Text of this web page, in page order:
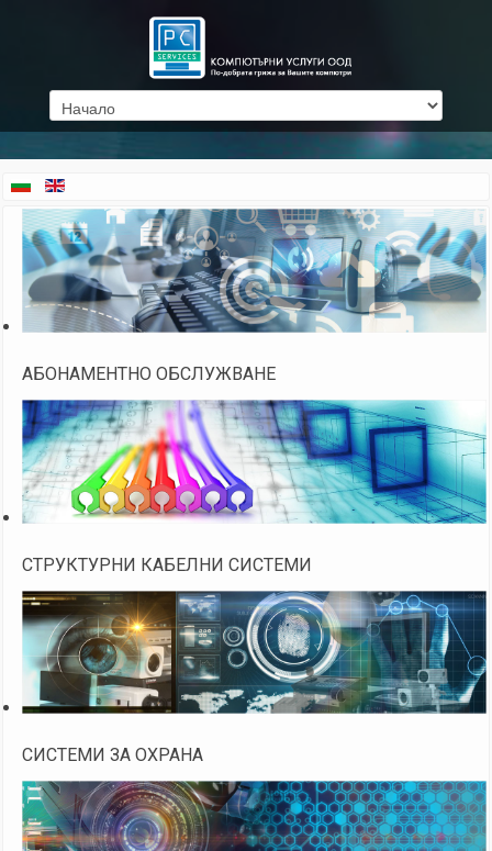
АБОНАМЕНТНО ОБСЛУЖВАНЕ
СТРУКТУРНИ КАБЕЛНИ СИСТЕМИ
СИСТЕМИ ЗА ОХРАНА